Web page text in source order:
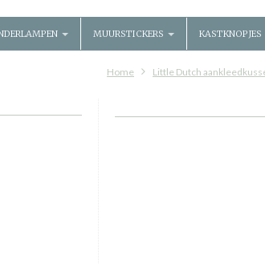
MUURSTICKERS KASTKNOPJES
Home Little Dutch